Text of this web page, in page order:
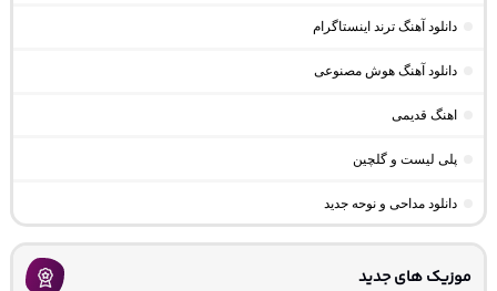
دانلود آهنگ ترند اینستاگرام
دانلود آهنگ هوش مصنوعی
اهنگ قدیمی
پلی لیست و گلچین
دانلود مداحی و نوحه جدید
موزیک های جدید